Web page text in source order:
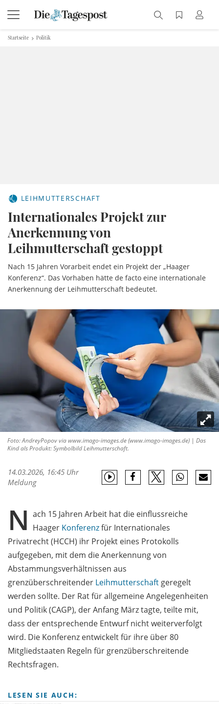
Startseite Politik
LEIHMUTTERSCHAFT
Internationales Projekt zur
Anerkennung von
Leihmutterschaft gestoppt
Nach 15 Jahren Vorarbeit endet ein Projekt der „Haager
Konferenz“. Das Vorhaben hätte de facto eine internationale
Anerkennung der Leihmutterschaft bedeutet.
Foto: AndreyPopov via www.imago-images.de (www.imago-images.de) | Das
Kind als Produkt: Symbolbild Leihmutterschaft.
14.03.2026, 16:45 Uhr
Meldung
N ach 15 Jahren Arbeit hat die einflussreiche
Haager Konferenzfür Internationales
Privatrecht (HCCH) ihr Projekt eines Protokolls
aufgegeben, mit dem die Anerkennung von
Abstammungsverhältnissen aus
grenzüberschreitender Leihmutterschaft geregelt
werden sollte. Der Rat für allgemeine Angelegenheiten
und Politik (CAGP), der Anfang März tagte, teilte mit,
dass der entsprechende Entwurf nicht weiterverfolgt
wird. Die Konferenz entwickelt für ihre über 80
Mitgliedstaaten Regeln für grenzüberschreitende
Rechtsfragen.
LESEN SIE AUCH: